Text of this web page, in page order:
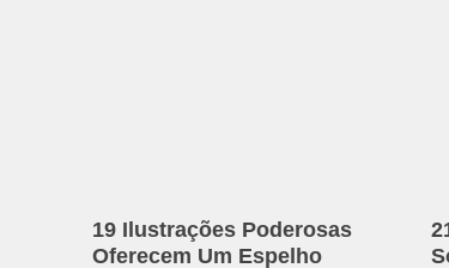
19 Ilustrações Poderosas
Oferecem Um Espelho